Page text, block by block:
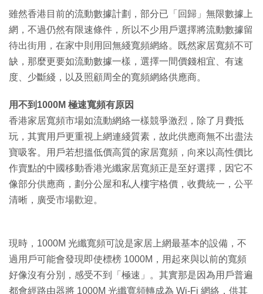
雖然香港目前的流動數據計劃，部分已「回歸」無限數據上
網，不過仍然有限速條件，所以不少用戶選擇將流動數據留
待出街用，在家中則用回無綫寬頻網絡。既然家居寬頻不可
缺，那麼更要如流動數據一樣，選擇一間價錢相宜、有速
度、少斷綫，以及照顧周全的寬頻網絡供應商。
用不到1000M 極速寬頻有原因
香港家居寬頻市場如流動網絡一樣競爭激烈，除了月費抵
玩，其實用戶更重視上網連綫質素，故此供應商無不出盡法
寶吸客。用戶若想搵低價高質的家居寬頻，向來以高性價比
作賣點的中國移動香港光纖家居寬頻正是至好選擇，因它不
像部分供應商，劃分公屋和私人樓宇格價，收費統一，公平
清晰，廣受市場歡迎。
現時，1000M 光纖寬頻可說是家居上網最基本的設備，不
過用戶可能會發現即使標榜 1000M，用起來與以前的寬頻
好像沒有分別，感受不到「極速」。其實那是因為用戶普遍
都會經路由器將 1000M 光纖寬頻轉成為 Wi-Fi 網絡，供其